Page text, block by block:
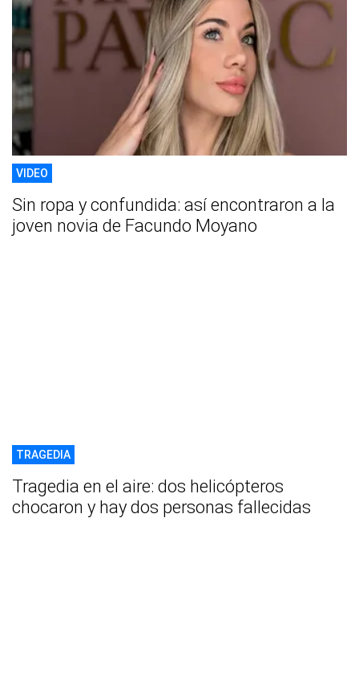
VIDEO
Sin ropa y confundida: así encontraron a la
joven novia de Facundo Moyano
TRAGEDIA
Tragedia en el aire: dos helicópteros
chocaron y hay dos personas fallecidas